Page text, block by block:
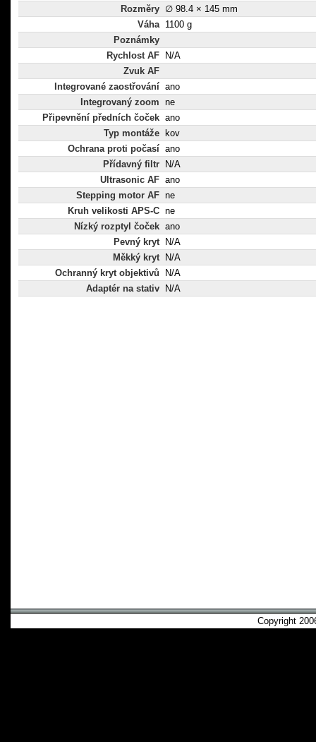
Rozměry ∅ 98.4 × 145 mm
Váha 1100 g
Poznámky
Rychlost AF
N/A
Zvuk AF
Integrované zaostřování ano
Integrovaný zoom ne
Připevnění předních čoček ano
Typ montáže
kov
Ochrana proti počasí ano
Přídavný filtr
N/A
Ultrasonic AF ano
Stepping motor AF ne
Kruh velikosti APS-C ne
Nízký rozptyl čoček ano
Pevný kryt
N/A
Měkký kryt
N/A
Ochranný kryt objektivů
N/A
Adaptér na stativ
N/A
Copyright